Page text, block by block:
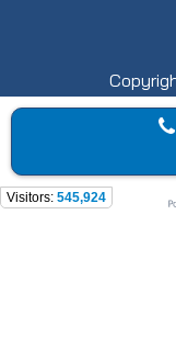
Visitors: 545,924